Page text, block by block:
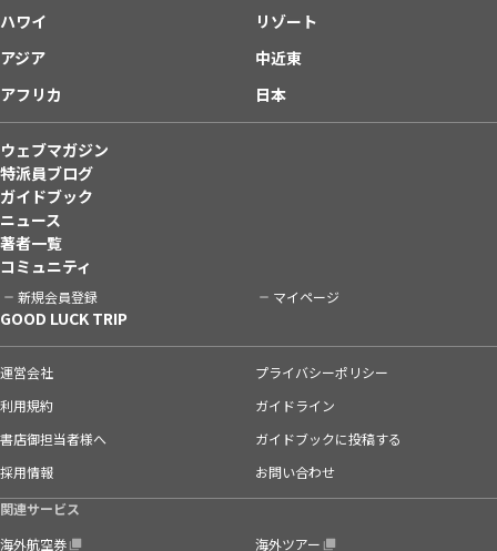
ハワイ
リゾート
アジア
中近東
アフリカ
日本
ウェブマガジン
特派員ブログ
ガイドブック
ニュース
著者一覧
コミュニティ
新規会員登録 マイページ
GOOD LUCK TRIP
運営会社
プライバシーポリシー
利用規約
ガイドライン
書店御担当者様へ
ガイドブックに投稿する
採用情報
お問い合わせ
関連サービス
海外航空券
海外ツアー